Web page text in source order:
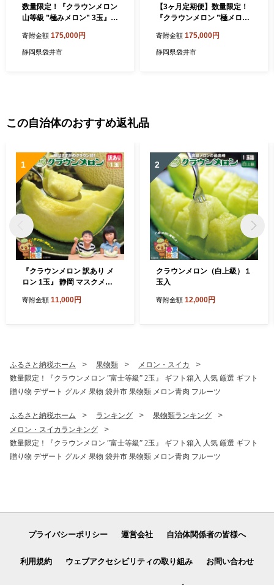
数量限定！『クラウンメロン
山等級 ”極みメロン” 3玉』
贈り物 デザート グルメ 果物
袋井市 果物類 メロン青肉 フ
寄附金額 175,000円
静岡県袋井市
【3ヶ月定期便】数量限定！
『クラウンメロン ”極メロ
ン 人気 厳選 ギフト 贈り物
デザート グルメ フルーツ 果
寄附金額 175,000円
静岡県袋井市
この自治体のおすすめ返礼品
1
『クラウンメロン 訳あり メ
ロン 1玉』 静岡 マスクメロ
寄附金額 11,000円
2
クラウンメロン（白上級）１
玉入
寄附金額 12,000円
ふるさと納税ホーム 果物類
メロン・スイカ
数量限定！『クラウンメロン ”富士等級” 2玉』 ギフト箱入 人気 厳選 ギフト
贈り物 デザート グルメ 果物 袋井市 果物類 メロン青肉 フルーツ
ふるさと納税ホーム ランキング
果物類ランキング
メロン・スイカランキング
数量限定！『クラウンメロン ”富士等級” 2玉』 ギフト箱入 人気 厳選 ギフト
贈り物 デザート グルメ 果物 袋井市 果物類 メロン青肉 フルーツ
プライバシーポリシー 運営会社 自治体関係者の皆様へ
利用規約 ウェブアクセシビリティの取り組み お問い合わせ